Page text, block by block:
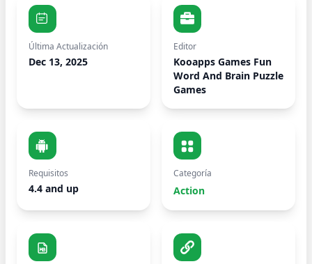
Última Actualización
Dec 13, 2025
Editor
Kooapps Games Fun
Word And Brain Puzzle
Games
Requisitos
4.4 and up
Categoría
Action